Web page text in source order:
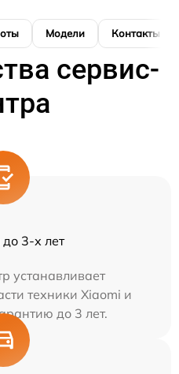
Модели Контакты
сервис-
3-х лет
устанавливает
техники Xiaomi и
до 3 лет.